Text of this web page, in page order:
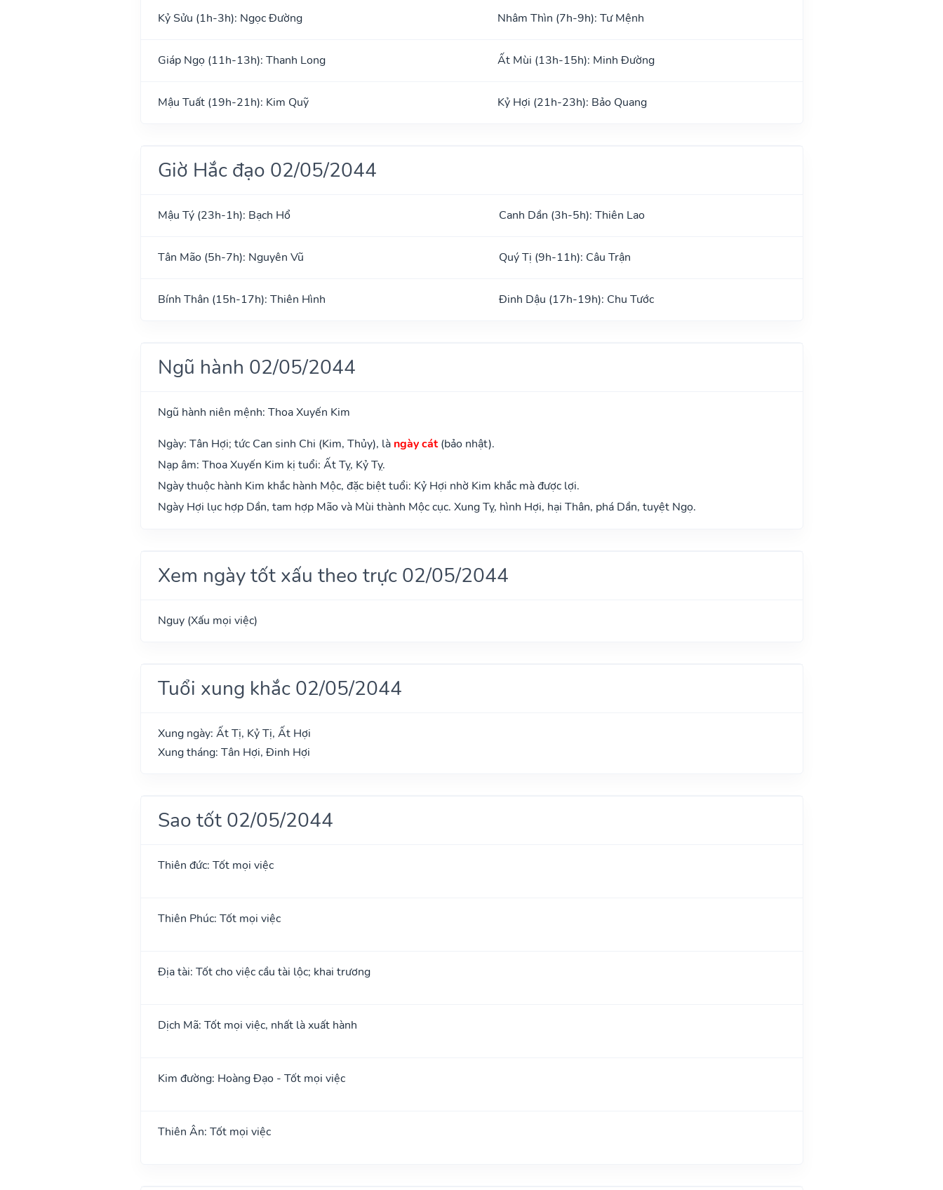
Kỷ Sửu (1h-3h): Ngọc Đường Nhâm Thìn (7h-9h): Tư Mệnh
Giáp Ngọ (11h-13h): Thanh Long Ất Mùi (13h-15h): Minh Đường
Mậu Tuất (19h-21h): Kim Quỹ Kỷ Hợi (21h-23h): Bảo Quang
Giờ Hắc đạo 02/05/2044
Mậu Tý (23h-1h): Bạch Hổ Canh Dần (3h-5h): Thiên Lao
Tân Mão (5h-7h): Nguyên Vũ Quý Tị (9h-11h): Câu Trận
Bính Thân (15h-17h): Thiên Hình Đinh Dậu (17h-19h): Chu Tước
Ngũ hành 02/05/2044
Ngũ hành niên mệnh: Thoa Xuyến Kim
Ngày: Tân Hợi; tức Can sinh Chi (Kim, Thủy), là ngày cát(bảo nhật).
Nạp âm: Thoa Xuyến Kim kị tuổi: Ất Tỵ, Kỷ Tỵ.
Ngày thuộc hành Kim khắc hành Mộc, đặc biệt tuổi: Kỷ Hợi nhờ Kim khắc mà được lợi.
Ngày Hợi lục hợp Dần, tam hợp Mão và Mùi thành Mộc cục. Xung Tỵ, hình Hợi, hại Thân, phá Dần, tuyệt Ngọ.
Xem ngày tốt xấu theo trực 02/05/2044
Nguy (Xấu mọi việc)
Tuổi xung khắc 02/05/2044
Xung ngày: Ất Tị, Kỷ Tị, Ất Hợi
Xung tháng: Tân Hợi, Đinh Hợi
Sao tốt 02/05/2044
Thiên đức: Tốt mọi việc
Thiên Phúc: Tốt mọi việc
Địa tài: Tốt cho việc cầu tài lộc; khai trương
Dịch Mã: Tốt mọi việc, nhất là xuất hành
Kim đường: Hoàng Đạo - Tốt mọi việc
Thiên Ân: Tốt mọi việc